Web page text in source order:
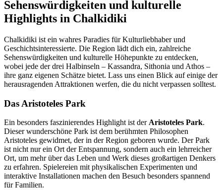
Sehenswürdigkeiten und kulturelle
Highlights in Chalkidiki
Chalkidiki ist ein wahres Paradies für Kulturliebhaber und
Geschichtsinteressierte. Die Region lädt dich ein, zahlreiche
Sehenswürdigkeiten und kulturelle Höhepunkte zu entdecken,
wobei jede der drei Halbinseln – Kassandra, Sithonia und Athos –
ihre ganz eigenen Schätze bietet. Lass uns einen Blick auf einige der
herausragenden Attraktionen werfen, die du nicht verpassen solltest.
Das Aristoteles Park
Ein besonders faszinierendes Highlight ist derAristoteles Park.
Dieser wunderschöne Park ist dem berühmten Philosophen
Aristoteles gewidmet, der in der Region geboren wurde. Der Park
ist nicht nur ein Ort der Entspannung, sondern auch ein lehrreicher
Ort, um mehr über das Leben und Werk dieses großartigen Denkers
zu erfahren. Spielereien mit physikalischen Experimenten und
interaktive Installationen machen den Besuch besonders spannend
für Familien.